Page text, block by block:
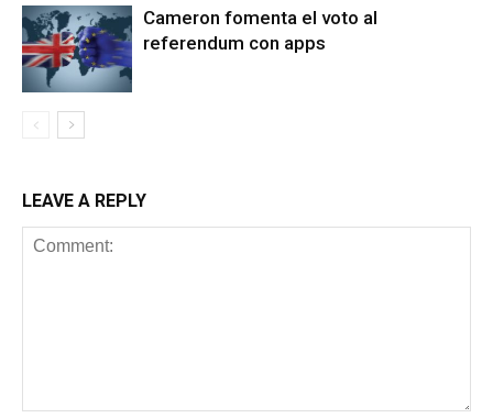
Cameron fomenta el voto al
referendum con apps
LEAVE A REPLY